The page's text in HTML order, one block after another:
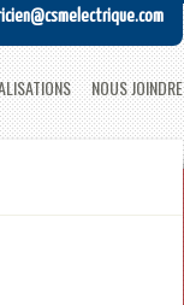
NOUS JOINDRE